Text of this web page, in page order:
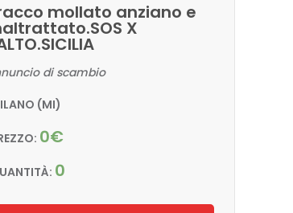
mollato anziano e
X
di scambio
(MI)
0€
0